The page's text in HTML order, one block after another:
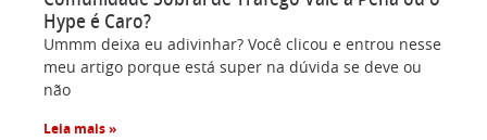
Hype é Caro?
Ummm deixa eu adivinhar? Você clicou e entrou nesse
meu artigo porque está super na dúvida se deve ou
não
Leia mais »